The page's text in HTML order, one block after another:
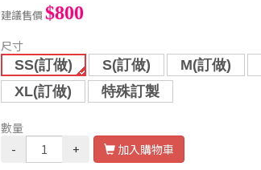
建議售價$800
尺寸
SS(訂做)
S(訂做) M(訂做)
XL(訂做)
特殊訂製
數量
-
+ 加入購物車